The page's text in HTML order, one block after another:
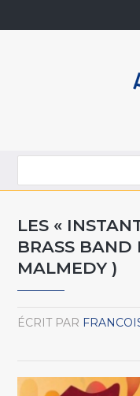
LES «
BRASS BAND
MALMEDY )
ÉCRIT PAR